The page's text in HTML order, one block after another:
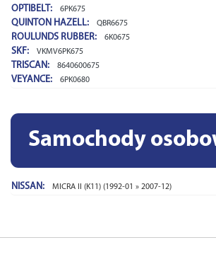
OPTIBELT: 6PK675
QUINTON HAZELL: QBR6675
ROULUNDS RUBBER: 6K0675
SKF: VKMV6PK675
TRISCAN: 8640600675
VEYANCE: 6PK0680
Samochody
NISSAN: MICRA II (K11) (1992-01 » 2007-12)